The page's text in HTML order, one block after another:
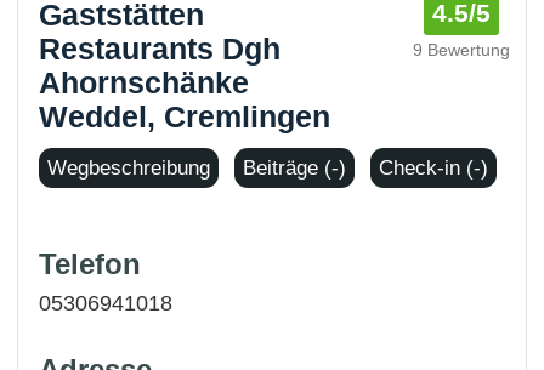
Gaststätten
Restaurants Dgh
Ahornschänke
Weddel, Cremlingen
4.5/5
9 Bewertung
Wegbeschreibung Beiträge (-) Check-in (-)
Telefon
05306941018